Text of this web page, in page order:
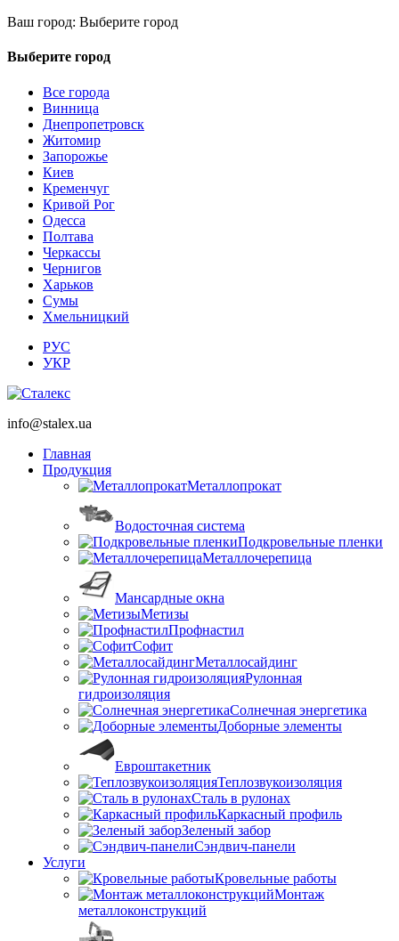
Ваш город: Выберите город
Выберите город
Все города
Винница
Днепропетровск
Житомир
Запорожье
Киев
Кременчуг
Кривой Рог
Одесса
Полтава
Черкассы
Чернигов
Харьков
Сумы
Хмельницкий
РУС
УКР
info@stalex.ua
Главная
Продукция
Металлопрокат
Водосточная система
Подкровельные пленки
Металлочерепица
Мансардные окна
Метизы
Профнастил
Софит
Металлосайдинг
Рулонная
гидроизоляция
Солнечная энергетика
Доборные элементы
Евроштакетник
Теплозвукоизоляция
Сталь в рулонах
Каркасный профиль
Зеленый забор
Сэндвич-панели
Услуги
Кровельные работы
Монтаж
металлоконструкций